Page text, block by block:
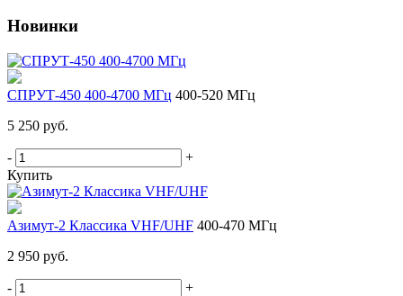
Новинки
СПРУТ-450 400-4700 МГц 400-520 МГц
5 250 руб.
-
+
Купить
Азимут-2 Классика VHF/UHF 400-470 МГц
2 950 руб.
-
+